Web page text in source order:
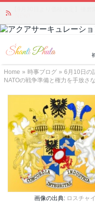
Home » 時事ブログ » 6月10日の
NATOの戦争準備と権力を手放さ
画像の出典: ロスチャ